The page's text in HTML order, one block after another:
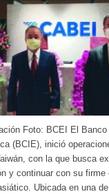
Foto: BCEI El
(BCIE), inició
con la que busca
y continuar con su firme
Ubicada en una